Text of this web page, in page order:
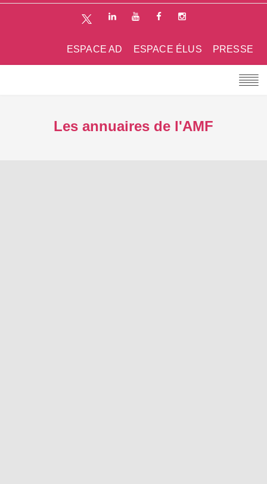
PRESSE
ESPACE ÉLUS
ESPACE AD
Les annuaires de l'AMF